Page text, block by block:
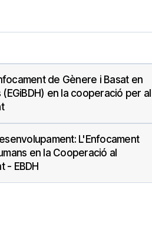
de Gènere i Basat en
(EGiBDH) en la cooperació per al
L'Enfocament
en la Cooperació al
- EBDH